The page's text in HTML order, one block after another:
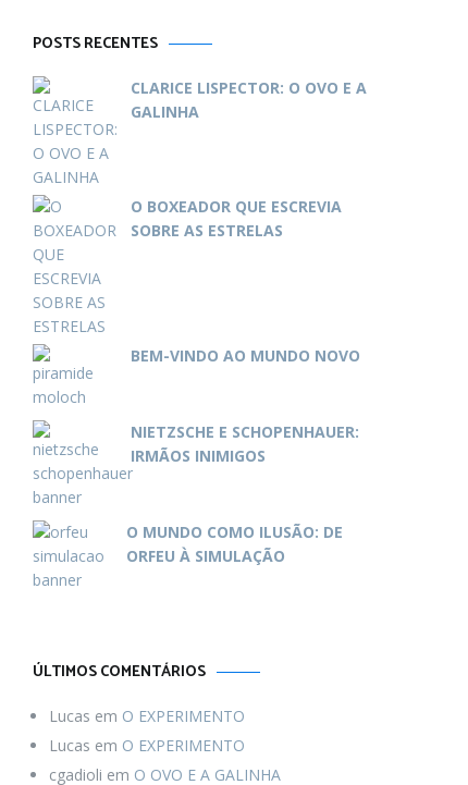
POSTS RECENTES
CLARICE LISPECTOR: O OVO E A
GALINHA
O BOXEADOR QUE ESCREVIA
SOBRE AS ESTRELAS
BEM-VINDO AO MUNDO NOVO
NIETZSCHE E SCHOPENHAUER:
IRMÃOS INIMIGOS
O MUNDO COMO ILUSÃO: DE
ORFEU À SIMULAÇÃO
ÚLTIMOS COMENTÁRIOS
Lucas em O EXPERIMENTO
Lucas em O EXPERIMENTO
cgadioli em O OVO E A GALINHA